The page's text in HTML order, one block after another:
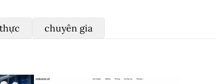
chuyên gia